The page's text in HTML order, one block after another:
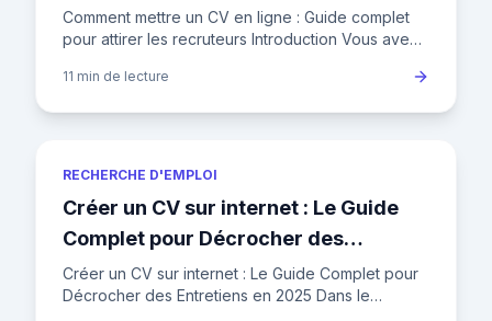
recruteurs
Comment mettre un CV en ligne : Guide complet
pour attirer les recruteurs Introduction Vous avez
ordinateur ? Pu
11 min de lecture
RECHERCHE D'EMPLOI
Créer un CV sur internet : Le Guide
Complet pour Décrocher des
Entretiens en 2025
Créer un CV sur internet : Le Guide Complet pour
Décrocher des Entretiens en 2025 Dans le